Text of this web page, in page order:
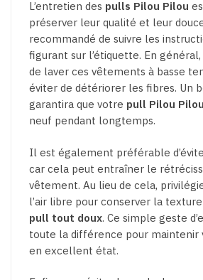
L’entretien des pulls Pilou Pilou
préserver leur qualité et leur
recommandé de suivre les
figurant sur l’étiquette. En
de laver ces vêtements à basse
éviter de détériorer les fibres. Un
garantira que votre pull Pilou Pilou
neuf pendant longtemps.
Il est également préférable
car cela peut entraîner le
vêtement. Au lieu de cela,
l’air libre pour conserver la
pull tout doux. Ce simple geste
toute la différence pour
en excellent état.